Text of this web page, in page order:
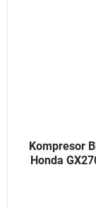
Kompresor
Honda